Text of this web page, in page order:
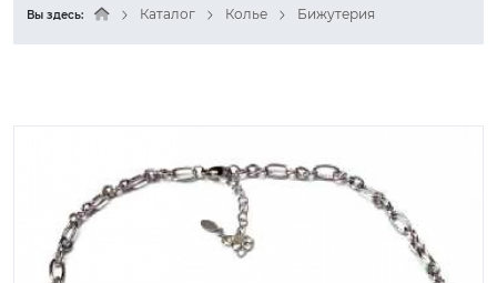
Вы здесь: Каталог Колье Бижутерия